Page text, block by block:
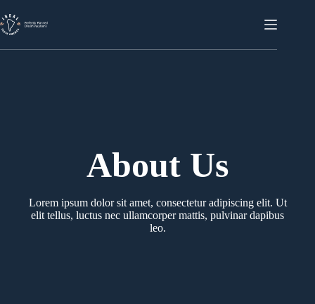
to
content
About Us
Lorem ipsum dolor sit amet, consectetur adipiscing elit. Ut
elit tellus, luctus nec ullamcorper mattis, pulvinar dapibus
leo.